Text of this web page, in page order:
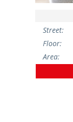
Street:
Floor:
Area: